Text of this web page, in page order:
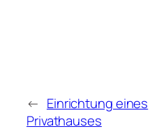
← Einrichtung eines
Privathauses